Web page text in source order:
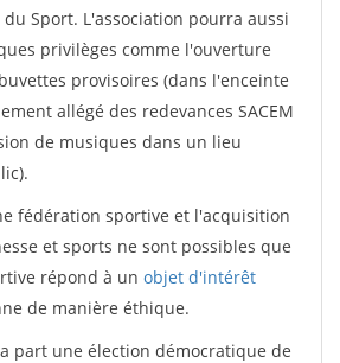
Sport. L'association pourra aussi
privilèges comme l'ouverture
provisoires (dans l'enceinte
allégé des redevances SACEM
de musiques dans un lieu
fédération sportive et l'acquisition
et sports ne sont possibles que
répond à un objet d'intérêt
de manière éthique.
part une élection démocratique de